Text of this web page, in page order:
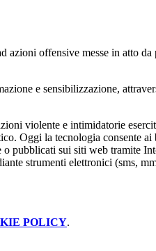
azioni offensive messe in atto
e sensibilizzazione,
violente e intimidatorie
Oggi la tecnologia consente
pubblicati sui siti web tramite
strumenti elettronici (sms,
POLICY.